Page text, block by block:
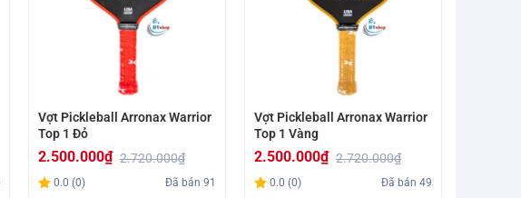
Vợt Pickleball Arronax Warrior
Top 1 Đỏ
2.720.000₫
Giá
2.500.000₫
Giá0.0 (0) Đã bán91
Vợt Pickleball Arronax Warrior
Top 1 Vàng
2.720.000₫
Giá
2.500.000₫
Giá0.0 (0) Đã bán49